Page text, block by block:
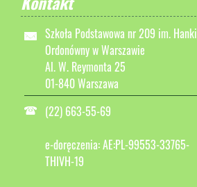
Szkoła Podstawowa nr 209 im. Hanki
Ordonówny w Warszawie
Al. W. Reymonta 25
01-840 Warszawa
(22) 663-55-69
e-doręczenia: AE:PL-99553-33765-
THIVH-19